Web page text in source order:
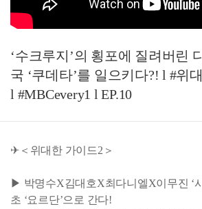
‘수크루지’의 횡포에 질려버린
국 ‘쿠데타’를 일으키다?! l #위
l #MBCevery1 l EP.10
✈＜위대한 가이드2＞
▶ 박명수X김대호X최다니엘X이무진 ‘
초 ‘요르단’으로 간다!